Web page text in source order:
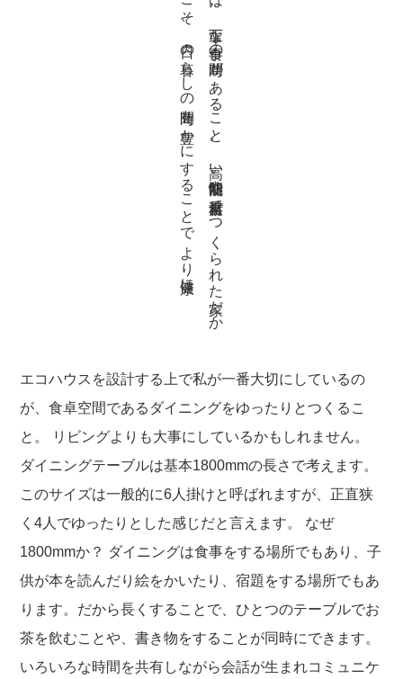
健康住宅と
は
、
丁寧な
食事の
時間が
あ
る
こ
と
。
高い
断熱性能や
自然素材で
つ
く
ら
れ
た
家だ
か
ら
こ
そ
、
日々の
暮ら
し
の
時間を
豊か
に
す
る
こ
と
で
よ
り
健康に
。
エコハウスを設計する上で私が一番大切にしているの
が、食卓空間であるダイニングをゆったりとつくるこ
と。 リビングよりも大事にしているかもしれません。
ダイニングテーブルは基本1800mmの長さで考えます。
このサイズは一般的に6人掛けと呼ばれますが、正直狭
く4人でゆったりとした感じだと言えます。 なぜ
1800mmか？ ダイニングは食事をする場所でもあり、子
供が本を読んだり絵をかいたり、宿題をする場所でもあ
ります。だから長くすることで、ひとつのテーブルでお
茶を飲むことや、書き物をすることが同時にできます。
いろいろな時間を共有しながら会話が生まれコミュニケ